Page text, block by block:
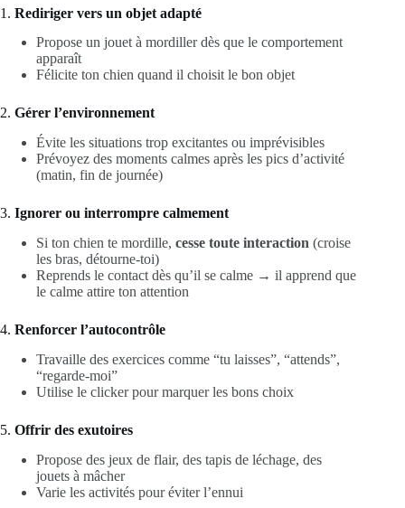
1. Rediriger vers un objet adapté
Propose un jouet à mordiller dès que le comportement
apparaît
Félicite ton chien quand il choisit le bon objet
2. Gérer l’environnement
Évite les situations trop excitantes ou imprévisibles
Prévoyez des moments calmes après les pics d’activité
(matin, fin de journée)
3. Ignorer ou interrompre calmement
Si ton chien te mordille, cesse toute interaction (croise
les bras, détourne-toi)
Reprends le contact dès qu’il se calme → il apprend que
le calme attire ton attention
4. Renforcer l’autocontrôle
Travaille des exercices comme “tu laisses”, “attends”,
“regarde-moi”
Utilise le clicker pour marquer les bons choix
5. Offrir des exutoires
Propose des jeux de flair, des tapis de léchage, des
jouets à mâcher
Varie les activités pour éviter l’ennui